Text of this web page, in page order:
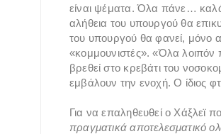
είναι ψέματα. Όλα πάνε…
αλήθεια του υπουργού θα
του υπουργού θα φανεί, μόνο
«κομμουνιστές». «Όλα
βρεθεί στο κρεβάτι του
εμβάλουν την ενοχή. Ο ίδιος
Για να επαληθευθεί ο Χάξλεϊ
πραγματικά αποτελεσματικό